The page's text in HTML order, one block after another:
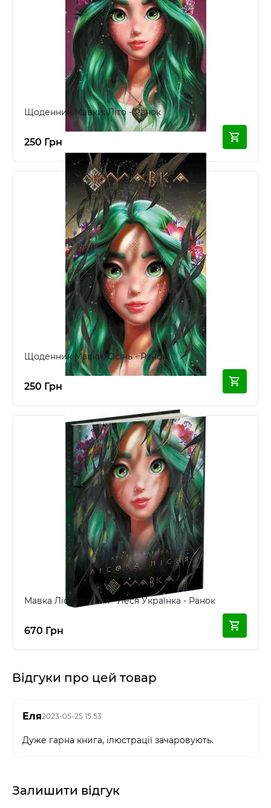
Щоденник Мавки: Літо - Ранок
250 Грн
Щоденник Мавки: Осінь - Ранок
250 Грн
Мавка Лісова пісня - Леся Українка - Ранок
670 Грн
Відгуки про цей товар
Еля2023-05-25 15:53
Дуже гарна книга, ілюстрації зачаровують.
Залишити відгук